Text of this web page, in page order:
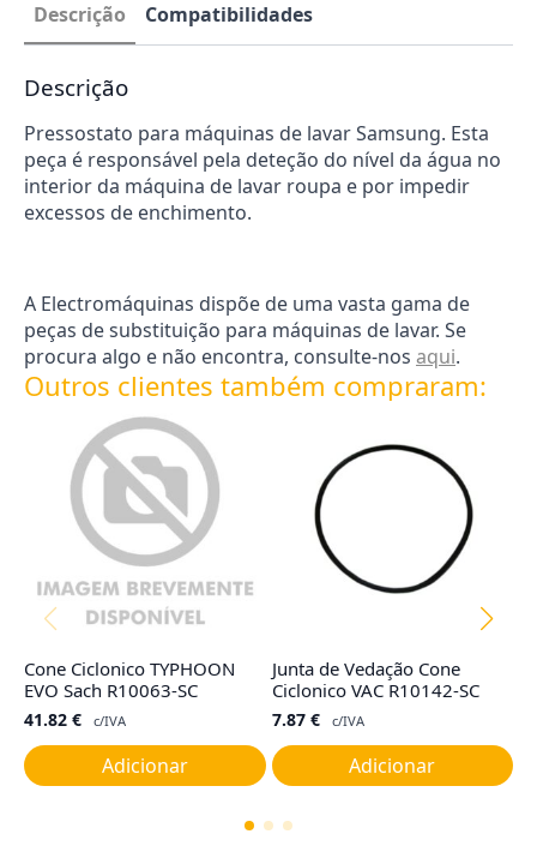
Descrição Compatibilidades
Descrição
Pressostato para máquinas de lavar Samsung. Esta
peça é responsável pela deteção do nível da água no
interior da máquina de lavar roupa e por impedir
excessos de enchimento.
A Electromáquinas dispõe de uma vasta gama de
peças de substituição para máquinas de lavar. Se
procura algo e não encontra, consulte-nos aqui.
Outros clientes também compraram:
Cone Ciclonico TYPHOON
EVO Sach R10063-SC
41.82 € c/IVA
Adicionar
Junta de Vedação Cone
Ciclonico VAC R10142-SC
7.87 € c/IVA
Adicionar